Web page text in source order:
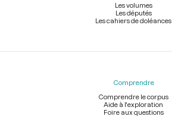
Les volumes
Les députés
Les cahiers de doléances
Comprendre
Comprendre le corpus
Aide à l'exploration
Foire aux questions